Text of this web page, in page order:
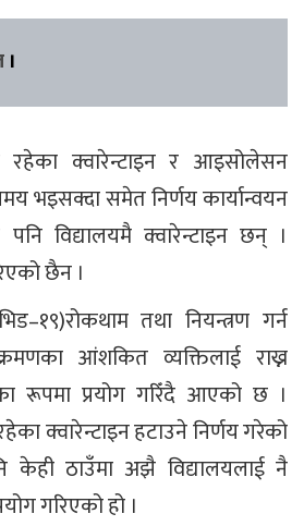
।
रहेका क्वारेन्टाइन र आइसोलेसन
भइसक्दा समेत निर्णय कार्यान्वयन
विद्यालयमै क्वारेन्टाइन छन् ।
छैन ।
तथा नियन्त्रण गर्न
आंशकित व्यक्तिलाई राख्न
रूपमा प्रयोग गरिँदै आएको छ ।
क्वारेन्टाइन हटाउने निर्णय गरेको
केही ठाउँमा अझै विद्यालयलाई नै
गरिएको हो ।